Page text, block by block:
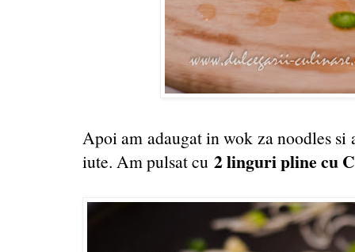
Apoi am adaugat in wok za noodles
iute. Am pulsat cu 2 linguri pline cu